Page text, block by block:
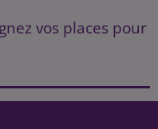
vos places pour